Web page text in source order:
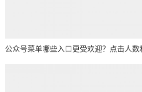
公众号菜单哪些入口更受欢迎？点击人数